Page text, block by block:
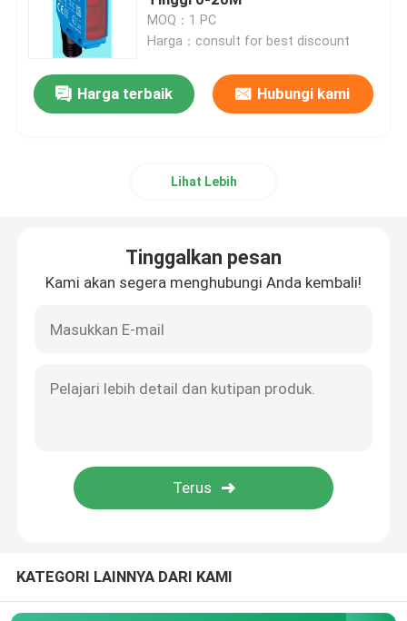
Konektor pengikat kabel
Saklar dan Soket Buktinya Ledakan
Saklar Sensor Kedekatan
Relay Kontrol Industri
Sakelar Listrik Tombol Tekan
Sekering Keselamatan Listrik
MOQ：1 PC
Harga：consult for best discount
Harga terbaik Hubungi kami
Lihat Lebih
Tinggalkan pesan
Kami akan segera menghubungi Anda kembali!
KATEGORI LAINNYA DARI KAMI